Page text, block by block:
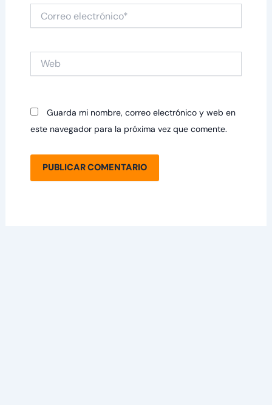
electrónico*
Guarda mi nombre, correo electrónico y web en
este navegador para la próxima vez que comente.